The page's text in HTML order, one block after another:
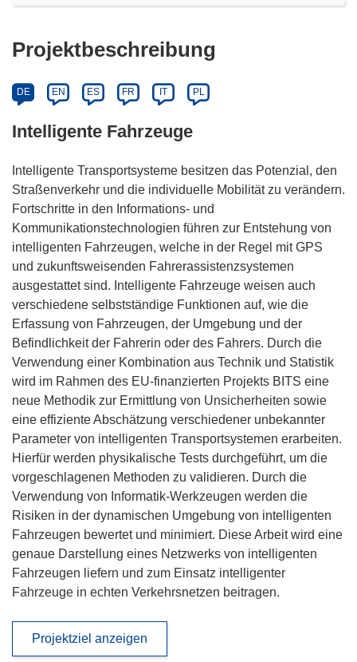
Projektbeschreibung
DE EN ES FR IT PL
Intelligente Fahrzeuge
Intelligente Transportsysteme besitzen das Potenzial, den
Straßenverkehr und die individuelle Mobilität zu verändern.
Fortschritte in den Informations- und
Kommunikationstechnologien führen zur Entstehung von
intelligenten Fahrzeugen, welche in der Regel mit GPS
und zukunftsweisenden Fahrerassistenzsystemen
ausgestattet sind. Intelligente Fahrzeuge weisen auch
verschiedene selbstständige Funktionen auf, wie die
Erfassung von Fahrzeugen, der Umgebung und der
Befindlichkeit der Fahrerin oder des Fahrers. Durch die
Verwendung einer Kombination aus Technik und Statistik
wird im Rahmen des EU-finanzierten Projekts BITS eine
neue Methodik zur Ermittlung von Unsicherheiten sowie
eine effiziente Abschätzung verschiedener unbekannter
Parameter von intelligenten Transportsystemen erarbeiten.
Hierfür werden physikalische Tests durchgeführt, um die
vorgeschlagenen Methoden zu validieren. Durch die
Verwendung von Informatik-Werkzeugen werden die
Risiken in der dynamischen Umgebung von intelligenten
Fahrzeugen bewertet und minimiert. Diese Arbeit wird eine
genaue Darstellung eines Netzwerks von intelligenten
Fahrzeugen liefern und zum Einsatz intelligenter
Fahrzeuge in echten Verkehrsnetzen beitragen.
Projektziel anzeigen